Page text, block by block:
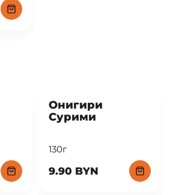
Онигири
Сурими
130г
9.90 BYN